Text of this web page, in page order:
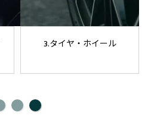
3.タイヤ・ホイール